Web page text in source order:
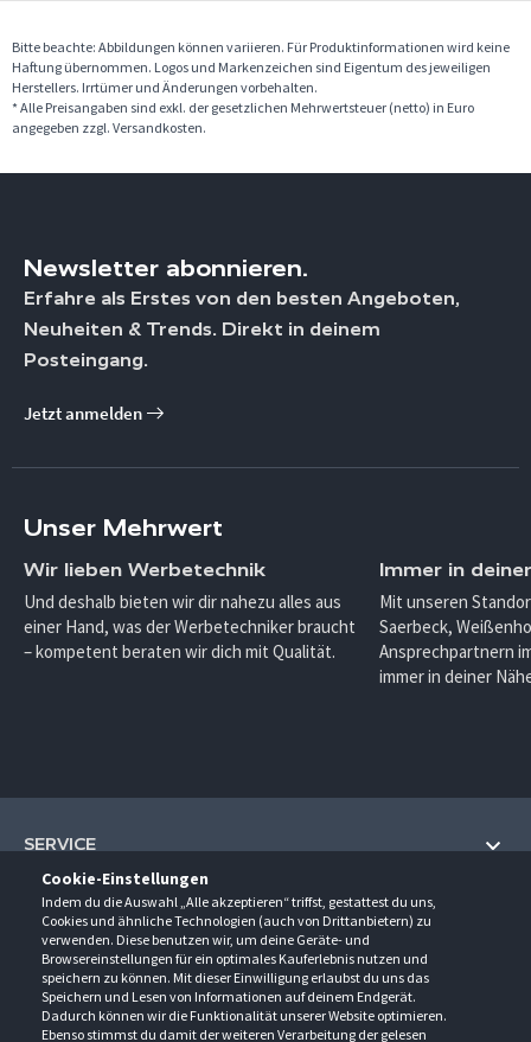
Cookie-Einstellungen
Indem du die Auswahl „Alle akzeptieren“ triffst, gestattest du uns,
Cookies und ähnliche Technologien (auch von Drittanbietern) zu
verwenden. Diese benutzen wir, um deine Geräte- und
Browsereinstellungen für ein optimales Kauferlebnis nutzen und
speichern zu können. Mit dieser Einwilligung erlaubst du uns das
Speichern und Lesen von Informationen auf deinem Endgerät.
Dadurch können wir die Funktionalität unserer Website optimieren.
Ebenso stimmst du damit der weiteren Verarbeitung der gelesen
Bitte beachte: Abbildungen können variieren. Für Produktinformationen wird keine
Haftung übernommen. Logos und Markenzeichen sind Eigentum des jeweiligen
Herstellers. Irrtümer und Änderungen vorbehalten.
* Alle Preisangaben sind exkl. der gesetzlichen Mehrwertsteuer (netto) in Euro
angegeben zzgl. Versandkosten.
Newsletter abonnieren.
Erfahre als Erstes von den besten Angeboten,
Neuheiten & Trends. Direkt in deinem
Posteingang.
Jetzt anmelden
Unser Mehrwert
Wir lieben Werbetechnik
Und deshalb bieten wir dir nahezu alles aus
einer Hand, was der Werbetechniker braucht
– kompetent beraten wir dich mit Qualität.
Immer in
Mit unseren
Saerbeck,
Ansprechpartnern
immer in deiner
SERVICE
Hilfe und Information
Fragen und Antworten (FAQ)
Kontakt
Newsletter
Events
UNTERNEHMEN
Über uns
Anfahrt
Ansprechpartner
KONTAKT
Gröner-Schulze GmbH
Sarirstraße 5
ÖFFNUNGSZEITEN